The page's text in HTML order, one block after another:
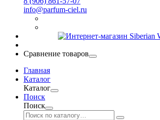
info@parfum-ciel.ru
Сравнение товаров
Главная
Каталог
Каталог
Поиск
Поиск